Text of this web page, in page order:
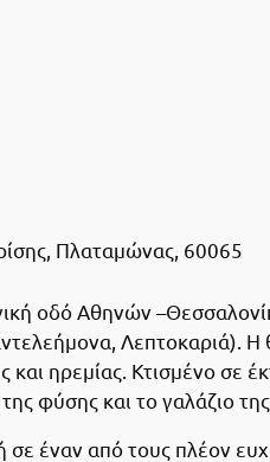
Πλαταμώνας, 60065
οδό Αθηνών
Λεπτοκαριά). Η
ηρεμίας. Κτισμένο σε
φύσης και το γαλάζιο
σε έναν από τους πλέον